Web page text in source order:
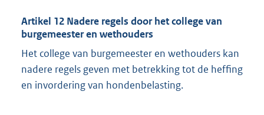
Artikel 12 Nadere regels door het college van
burgemeester en wethouders
Het college van burgemeester en wethouders kan
nadere regels geven met betrekking tot de heffing
en invordering van hondenbelasting.